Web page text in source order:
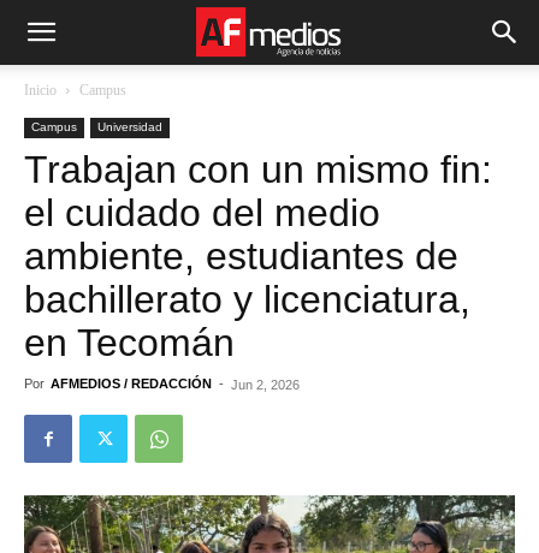
Inicio Campus
Campus Universidad
Trabajan con un mismo fin:
el cuidado del medio
ambiente, estudiantes de
bachillerato y licenciatura,
en Tecomán
Por AFMEDIOS / REDACCIÓN - Jun 2, 2026